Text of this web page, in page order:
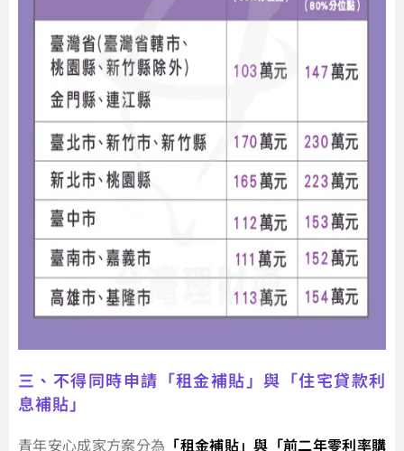
三、不得同時申請「租金補貼」與「住宅貸款利
息補貼」
青年安心成家方案分為 「租金補貼」與「前二年零利率購